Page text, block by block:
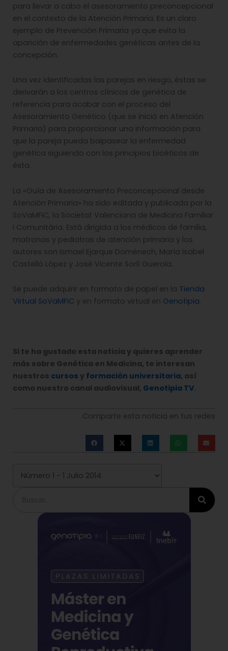
para llevar a cabo el asesoramiento preconcepcional
en el contexto de la Atención Primaria. Es un claro
ejemplo de Prevención Primaria ya que evita la
aparición de enfermedades genéticas antes de la
concepción.
Una vez identificadas las parejas en riesgo, éstas se
derivarán a los centros clínicos de genética de
referencia para acabar con el proceso del
Asesoramiento Genético (que se inició en Atención
Primaria) para proporcionar una información para
que la pareja pueda baipasear la enfermedad
genética siguiendo con los principios bioéticos de
ésta.
La «Guía de Asesoramiento Preconcepcional desde
Atención Primaria» ha sido editada y publicada por la
SoVaMFiC, la Societat Valenciana de Medicina Familiar
i Comunitària. Está dirigida a los médicos de familia,
matronas y pediatras de atención primaria y los
autores son Ismael Ejarque Doménech, María Isabel
Castelló López y José Vicente Sorlí Guerola.
Se puede adquirir en formato de papel en la Tienda
Virtual SoVaMFiC y en formato virtual en Genotipia.
Si te ha gustado esta noticia y quieres aprender
más sobre Genética en Medicina, te interesan
nuestros cursos y formación universitaria, así
como nuestro canal audiovisual, Genotipia TV.
Comparte esta noticia en tus redes